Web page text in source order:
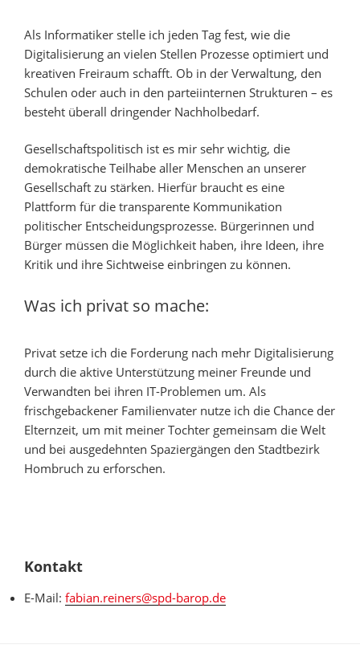
Als Informatiker stelle ich jeden Tag fest, wie die
Digitalisierung an vielen Stellen Prozesse optimiert und
kreativen Freiraum schafft. Ob in der Verwaltung, den
Schulen oder auch in den parteiinternen Strukturen – es
besteht überall dringender Nachholbedarf.
Gesellschaftspolitisch ist es mir sehr wichtig, die
demokratische Teilhabe aller Menschen an unserer
Gesellschaft zu stärken. Hierfür braucht es eine
Plattform für die transparente Kommunikation
politischer Entscheidungsprozesse. Bürgerinnen und
Bürger müssen die Möglichkeit haben, ihre Ideen, ihre
Kritik und ihre Sichtweise einbringen zu können.
Was ich privat so mache:
Privat setze ich die Forderung nach mehr Digitalisierung
durch die aktive Unterstützung meiner Freunde und
Verwandten bei ihren IT-Problemen um. Als
frischgebackener Familienvater nutze ich die Chance der
Elternzeit, um mit meiner Tochter gemeinsam die Welt
und bei ausgedehnten Spaziergängen den Stadtbezirk
Hombruch zu erforschen.
Kontakt
E-Mail: fabian.reiners@spd-barop.de